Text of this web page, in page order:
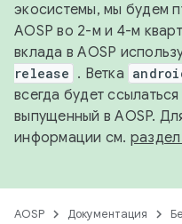
экосистемы, мы будем
AOSP во 2-м и 4-м
вклада в AOSP
release . Ветка
всегда будет
выпущенный в AOSP.
информации см.
AOSP Документация